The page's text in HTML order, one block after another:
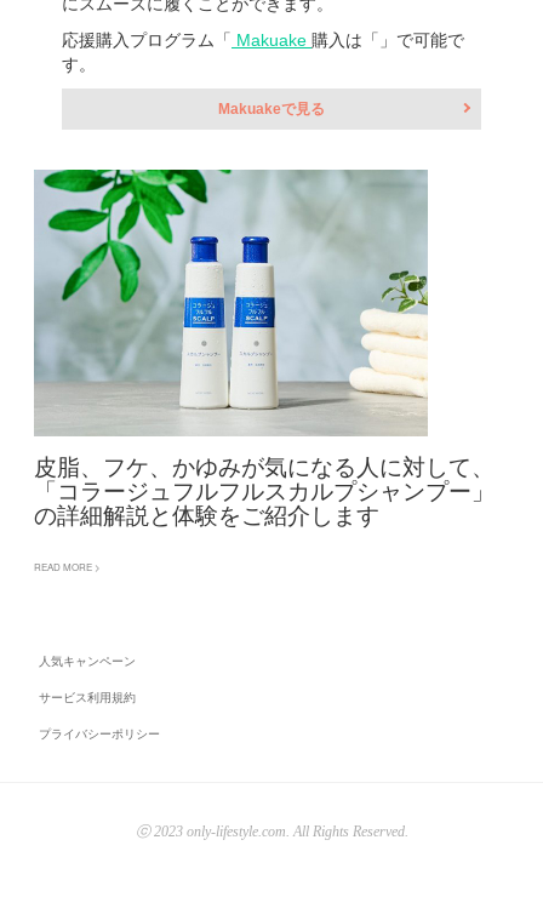
にスムーズに履くことができます。
応援購入プログラム「 Makuake 購入は「」で可能で
す。
Makuakeで見る
皮脂、フケ、かゆみが気になる人に対して、
「コラージュフルフルスカルプシャンプー」
の詳細解説と体験をご紹介します
READ MORE >
人気キャンペーン
サービス利用規約
プライバシーポリシー
ⓒ 2023 only-lifestyle.com. All Rights Reserved.